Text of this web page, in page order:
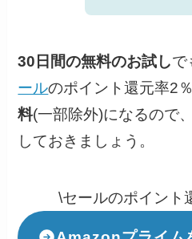
30日間の無料のお試しで
ールのポイント還元率2％
料(一部除外)になるので
しておきましょう。
\セールのポイント